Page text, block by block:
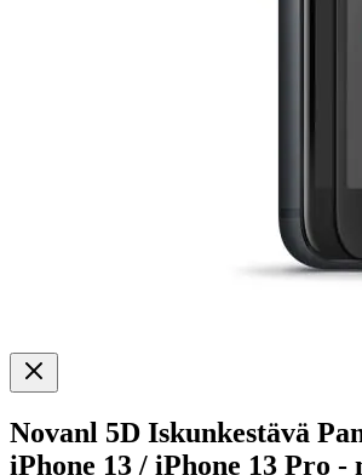
Novanl 5D Iskunkestävä
iPhone 13 / iPhone 13 Pro -